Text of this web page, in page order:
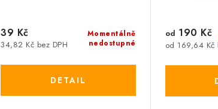
Momentálně
nedostupné
34,82 Kč bez DPH
39 Kč
od 169,64 Kč
od 190 Kč